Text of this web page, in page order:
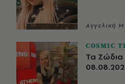
Αγγελική
COSMIC
Τα